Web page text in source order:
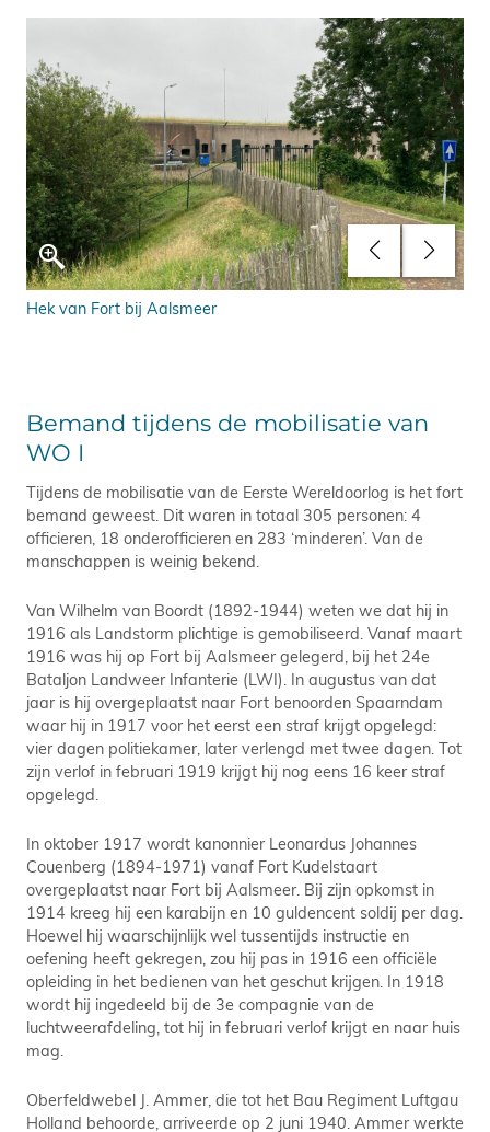
Hek van Fort bij Aalsmeer
Bemand tijdens de mobilisatie van
WO I
Tijdens de mobilisatie van de Eerste Wereldoorlog is het fort
bemand geweest. Dit waren in totaal 305 personen: 4
officieren, 18 onderofficieren en 283 ‘minderen’. Van de
manschappen is weinig bekend.
Van Wilhelm van Boordt (1892-1944) weten we dat hij in
1916 als Landstorm plichtige is gemobiliseerd. Vanaf maart
1916 was hij op Fort bij Aalsmeer gelegerd, bij het 24e
Bataljon Landweer Infanterie (LWI). In augustus van dat
jaar is hij overgeplaatst naar Fort benoorden Spaarndam
waar hij in 1917 voor het eerst een straf krijgt opgelegd:
vier dagen politiekamer, later verlengd met twee dagen. Tot
zijn verlof in februari 1919 krijgt hij nog eens 16 keer straf
opgelegd.
In oktober 1917 wordt kanonnier Leonardus Johannes
Couenberg (1894-1971) vanaf Fort Kudelstaart
overgeplaatst naar Fort bij Aalsmeer. Bij zijn opkomst in
1914 kreeg hij een karabijn en 10 guldencent soldij per dag.
Hoewel hij waarschijnlijk wel tussentijds instructie en
oefening heeft gekregen, zou hij pas in 1916 een officiële
opleiding in het bedienen van het geschut krijgen. In 1918
wordt hij ingedeeld bij de 3e compagnie van de
luchtweerafdeling, tot hij in februari verlof krijgt en naar huis
mag.
Oberfeldwebel J. Ammer, die tot het Bau Regiment Luftgau
Holland behoorde, arriveerde op 2 juni 1940. Ammer werkte